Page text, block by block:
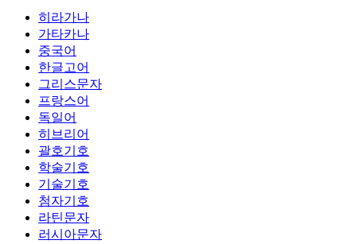
히라가나
가타카나
중국어
한글고어
그리스문자
프랑스어
독일어
히브리어
괄호기호
학술기호
기술기호
첨자기호
라틴문자
러시아문자